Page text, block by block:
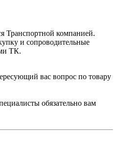
Транспортной компанией.
и сопроводительные
ТК.
вас вопрос по товару
обязательно вам